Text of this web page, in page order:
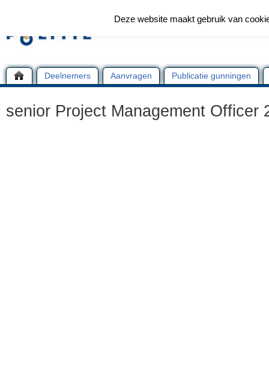
Deelnemers Aanvragen Publicatie gunningen
senior Project Management Officer
Deze website maakt gebruik van